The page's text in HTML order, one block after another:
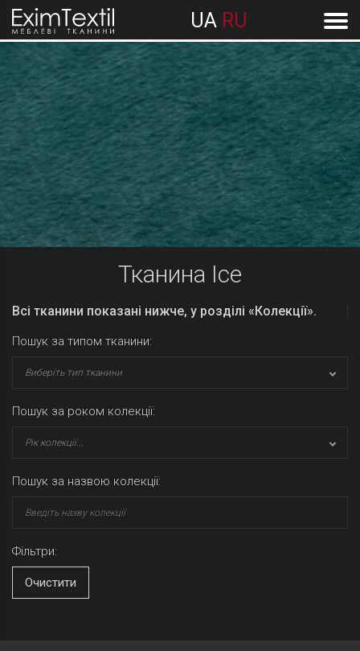
UA RU
Тканина Ice
Всі тканини показані нижче, у розділі «Колекції».
Пошук за типом тканини:
Виберіть тип тканини
Пошук за роком колекції:
Рік колекції...
Пошук за назвою колекції:
Фільтри:
Очистити